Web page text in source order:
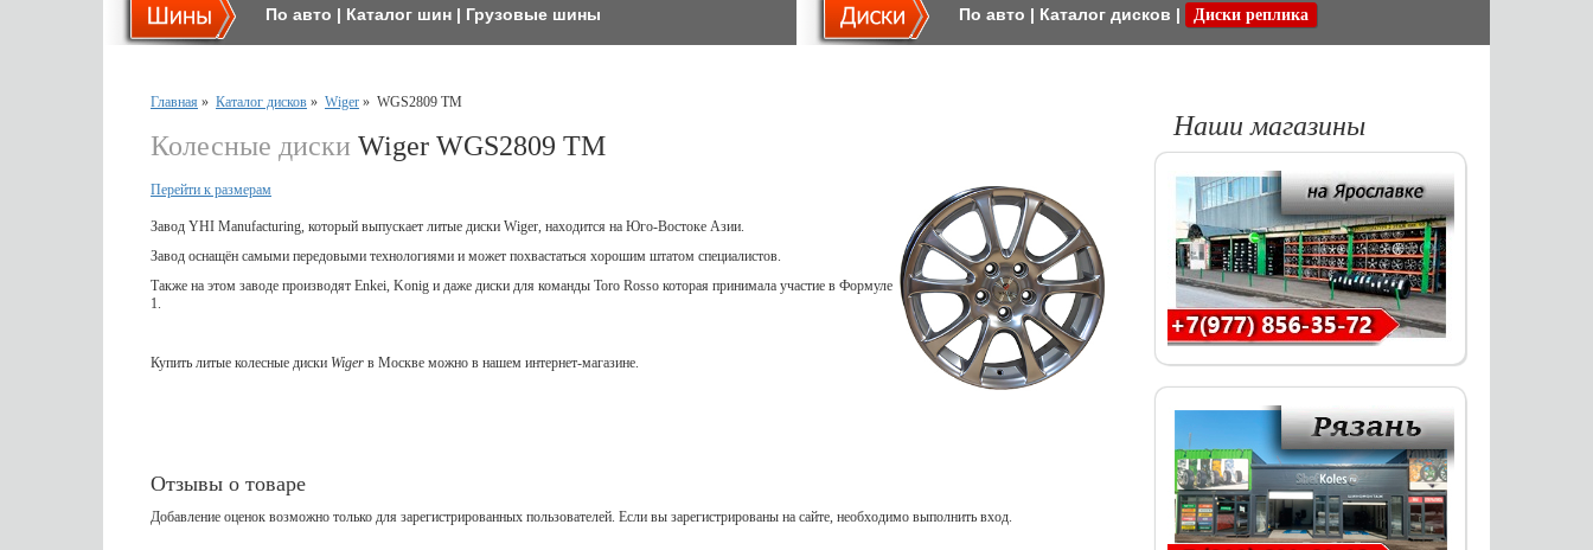
По авто | Каталог шин | Грузовые шины По авто | Каталог дисков | Диски реплика
Главная » Каталог дисков » Wiger » WGS2809 TM
Колесные диски Wiger WGS2809 TM
Перейти к размерам
Завод YHI Manufacturing, который выпускает литые диски Wiger, находится на Юго-Востоке Азии.
Завод оснащён самыми передовыми технологиями и может похвастаться хорошим штатом специалистов.
Также на этом заводе производят Enkei, Konig и даже диски для команды Toro Rosso которая принимала участие в Формуле
1.
Купить литые колесные диски Wiger в Москве можно в нашем интернет-магазине.
Отзывы о товаре
Добавление оценок возможно только для зарегистрированных пользователей. Если вы зарегистрированы на сайте, необходимо выполнить вход.
Наши магазины